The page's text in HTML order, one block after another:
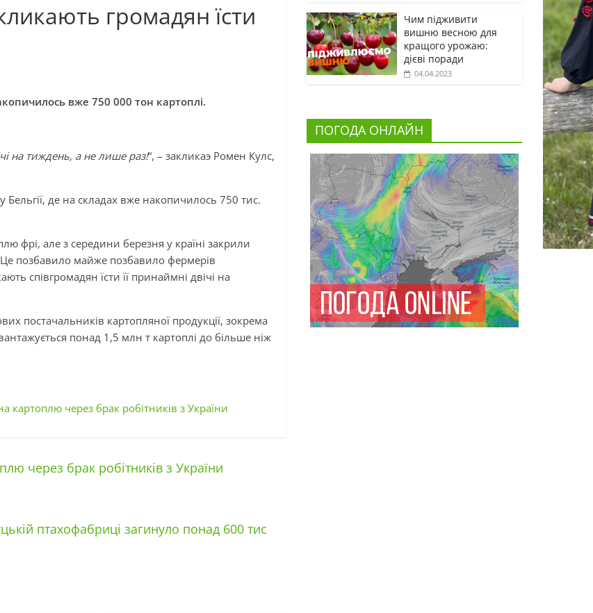
громадян їсти
вже 750 000 тон картоплі.
на тиждень, а не лише раз!“, – закликаэ Ромен Кулс,
де на складах вже накопичилось 750 тис.
фрі, але з середини березня у країні закрили
Це позбавило майже позбавило фермерів
співгромадян їсти її принаймні двічі на
постачальників картопляної продукції, зокрема
понад 1,5 млн т картоплі до більше ніж
картоплю через брак робітників з України
через брак робітників з України
птахофабриці загинуло понад 600 тис
Чим підживити
вишню весною для
кращого урожаю:
дієві поради
04.04.2023
ПОГОДА ОНЛАЙН